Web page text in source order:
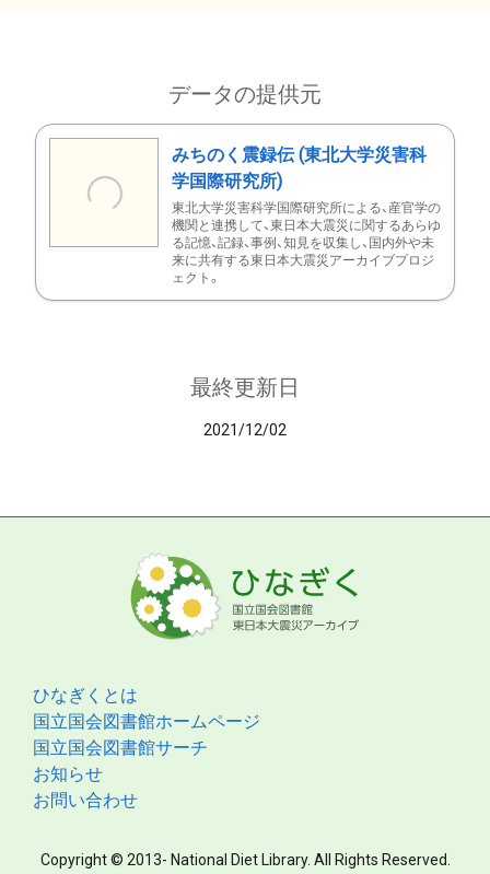
データの提供元
みちのく震録伝 (東北大学災害科
学国際研究所)
東北大学災害科学国際研究所による、産官学の
機関と連携して、東日本大震災に関するあらゆ
る記憶、記録、事例、知見を収集し、国内外や未
来に共有する東日本大震災アーカイブプロジ
ェクト。
最終更新日
2021/12/02
ひなぎくとは
国立国会図書館ホームページ
国立国会図書館サーチ
お知らせ
お問い合わせ
Copyright © 2013- National Diet Library. All Rights Reserved.